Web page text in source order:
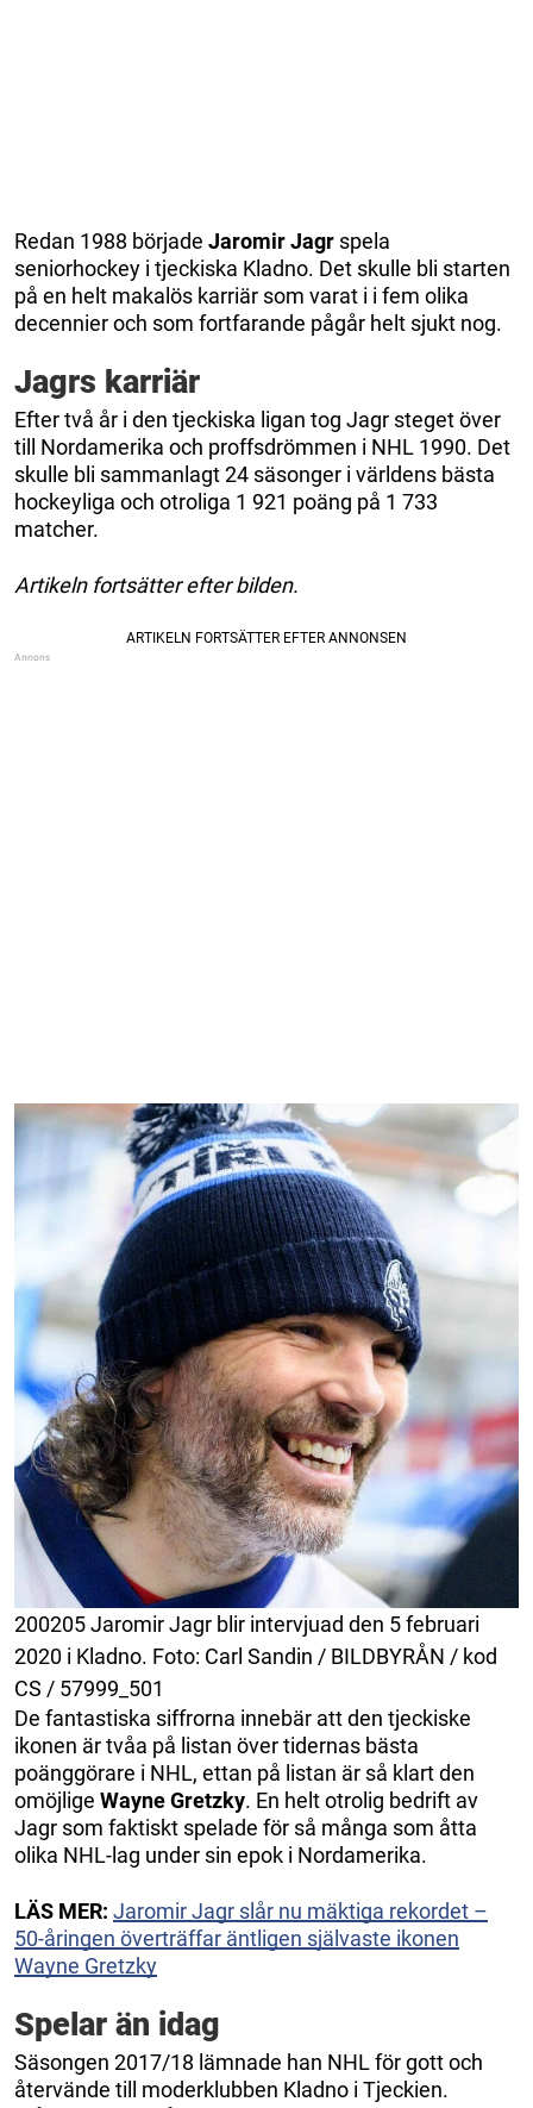
Redan 1988 började Jaromir Jagr spela
seniorhockey i tjeckiska Kladno. Det skulle bli starten
på en helt makalös karriär som varat i i fem olika
decennier och som fortfarande pågår helt sjukt nog.
Jagrs karriär
Efter två år i den tjeckiska ligan tog Jagr steget över
till Nordamerika och proffsdrömmen i NHL 1990. Det
skulle bli sammanlagt 24 säsonger i världens bästa
hockeyliga och otroliga 1 921 poäng på 1 733
matcher.
Artikeln fortsätter efter bilden.
200205 Jaromir Jagr blir intervjuad den 5 februari
2020 i Kladno. Foto: Carl Sandin / BILDBYRÅN / kod
CS / 57999_501
De fantastiska siffrorna innebär att den tjeckiske
ikonen är tvåa på listan över tidernas bästa
poänggörare i NHL, ettan på listan är så klart den
omöjlige Wayne Gretzky. En helt otrolig bedrift av
Jagr som faktiskt spelade för så många som åtta
olika NHL-lag under sin epok i Nordamerika.
LÄS MER: Jaromir Jagr slår nu mäktiga rekordet –
50-åringen överträffar äntligen självaste ikonen
Wayne Gretzky
Spelar än idag
Säsongen 2017/18 lämnade han NHL för gott och
återvände till moderklubben Kladno i Tjeckien.